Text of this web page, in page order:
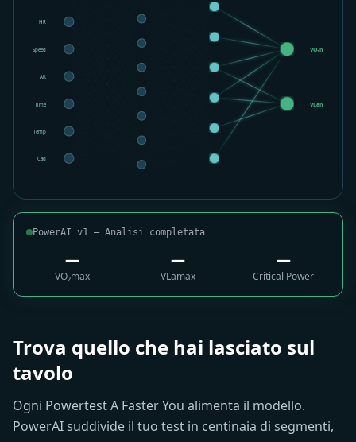
HR
Speed
Alt
Time
Temp
Cad
VO₂max
VLamax
PowerAI v1 — Analisi completata
53.3
VO₂max
0.38
VLamax
289
Critical Power
Trova quello che hai lasciato sul
tavolo
Ogni Powertest A Faster You alimenta il modello.